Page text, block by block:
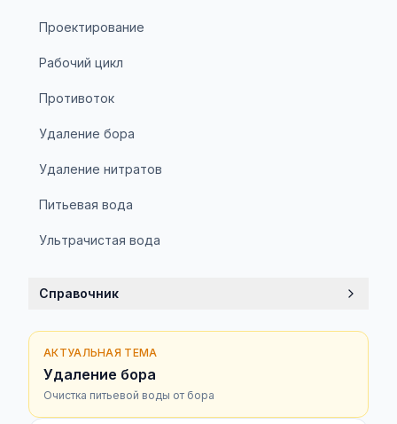
Проектирование
Рабочий цикл
Противоток
Удаление бора
Удаление нитратов
Питьевая вода
Ультрачистая вода
Справочник
АКТУАЛЬНАЯ ТЕМА
Удаление бора
Очистка питьевой воды от бора